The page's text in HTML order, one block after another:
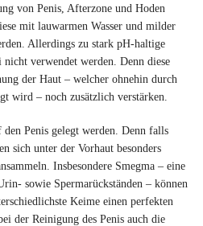
von Penis, Afterzone und Hoden
mit lauwarmen Wasser und milder
Allerdings zu stark pH-haltige
verwendet werden. Denn diese
der Haut – welcher ohnehin durch
wird – noch zusätzlich verstärken.
Penis gelegt werden. Denn falls
sich unter der Vorhaut besonders
Insbesondere Smegma – eine
sowie Spermarückständen – können
Keime einen perfekten
der Reinigung des Penis auch die